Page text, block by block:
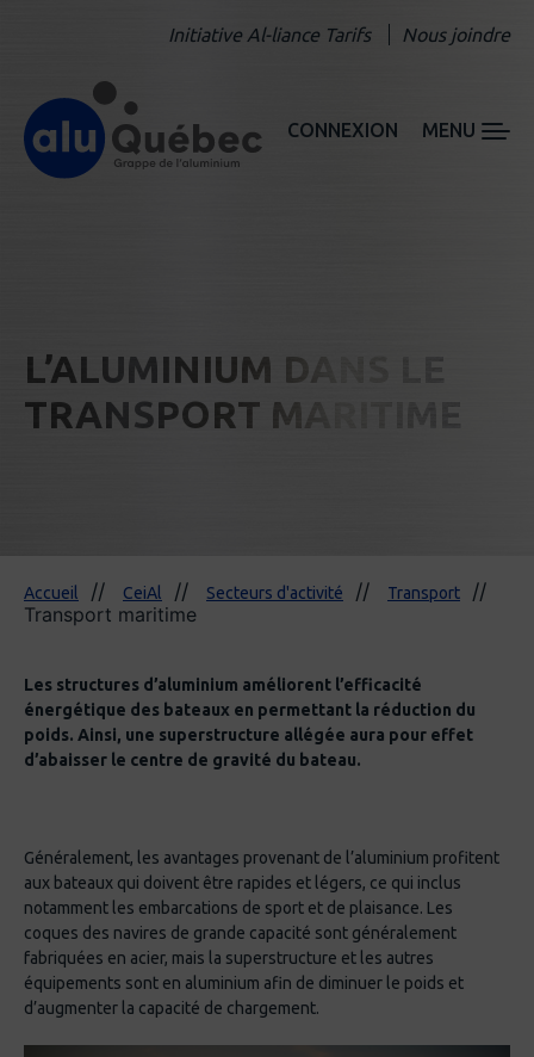
Initiative Al-liance Tarifs Nous joindre
CONNEXION MENU
L’ALUMINIUM DANS LE
TRANSPORT MARITIME
Accueil CeiAl Secteurs d'activité Transport
Transport maritime
Les structures d’aluminium améliorent l’efficacité
énergétique des bateaux en permettant la réduction du
poids. Ainsi, une superstructure allégée aura pour effet
d’abaisser le centre de gravité du bateau.
Généralement, les avantages provenant de l’aluminium profitent
aux bateaux qui doivent être rapides et légers, ce qui inclus
notamment les embarcations de sport et de plaisance. Les
coques des navires de grande capacité sont généralement
fabriquées en acier, mais la superstructure et les autres
équipements sont en aluminium afin de diminuer le poids et
d’augmenter la capacité de chargement.